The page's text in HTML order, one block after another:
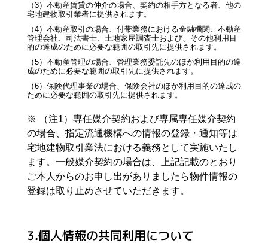
（3）不動産賃貸の仲介の場合、契約の相手方となる者、他の
宅地建物取引業者に提供されます。
（4）不動産取引の場合、付帯業務における金融機関、不動産
管理会社、司法書士、土地家屋調査士および、その他利用目
的の達成のために必要な範囲の取引先に提供されます。
（5）不動産管理の場合、管理業務委託先のほか利用目的の達
成のために必要な範囲の取引先に提供されます。
（6）保険代理事業の場合、保険会社のほか利用目的の達成の
ために必要な範囲の取引先に提供されます。
※ （注1）専任媒介契約および専属専任媒介契約
の場合、指定流通機構への情報の登録・通知等は
宅地建物取引業法における義務として実施いたし
ます。一般媒介契約の場合は、上記記載のとおり
ご本人からのお申し出がありましたら物件情報の
登録は取り止めさせていただきます。
3.個人情報の共同利用について